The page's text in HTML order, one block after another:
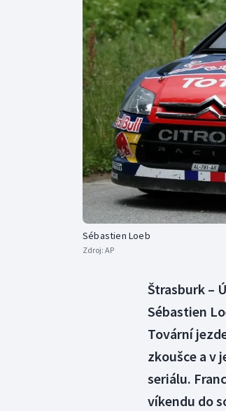
Sébastien Loeb
Zdroj: AP
Štrasburk –
Sébastien
Tovární
zkoušce a v
seriálu.
víkendu do